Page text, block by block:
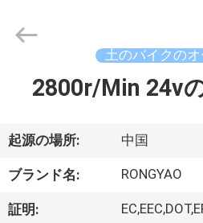
プ
ロ
ダ
Shanghai
Rongyao
Reserved.
土のバイクの
2800r/Min 24v
起源の場所: 中国
ブランド名: RONGYAO
証明: